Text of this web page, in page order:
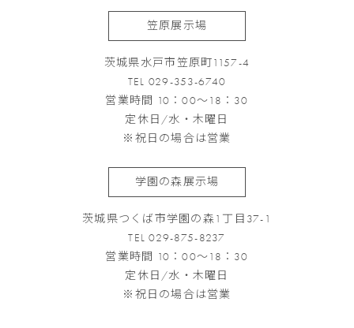
笠原展示場
茨城県水戸市笠原町1157-4
TEL 029-353-6740
営業時間 10：00～18：30
定休日/水・木曜日
※祝日の場合は営業
学園の森展示場
茨城県つくば市学園の森1丁目37-1
TEL 029-875-8237
営業時間 10：00～18：30
定休日/水・木曜日
※祝日の場合は営業